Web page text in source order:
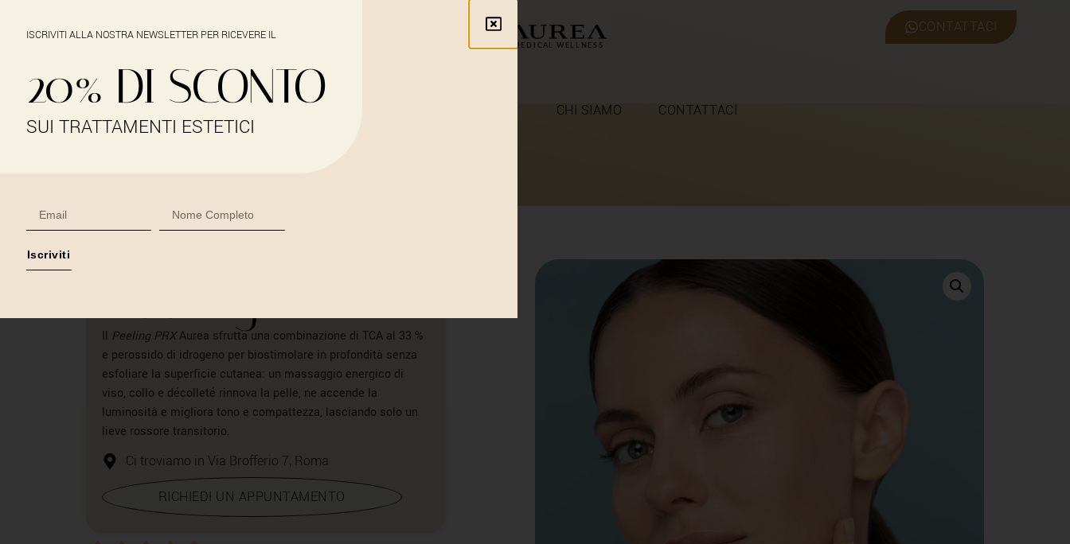
CONTATTACI
CHI SIAMO CONTATTACI
Peeling PRX
Il Peeling PRXAurea sfrutta una combinazione di TCA al 33 %
e perossido di idrogeno per biostimolare in profondità senza
esfoliare la superficie cutanea: un massaggio energico di
viso, collo e décolleté rinnova la pelle, ne accende la
luminosità e migliora tono e compattezza, lasciando solo un
lieve rossore transitorio.
Ci troviamo in Via Brofferio 7, Roma
RICHIEDI UN APPUNTAMENTO
ISCRIVITI ALLA NOSTRA NEWSLETTER PER RICEVERE IL
20% DI SCONTO
SUI TRATTAMENTI ESTETICI
Iscriviti